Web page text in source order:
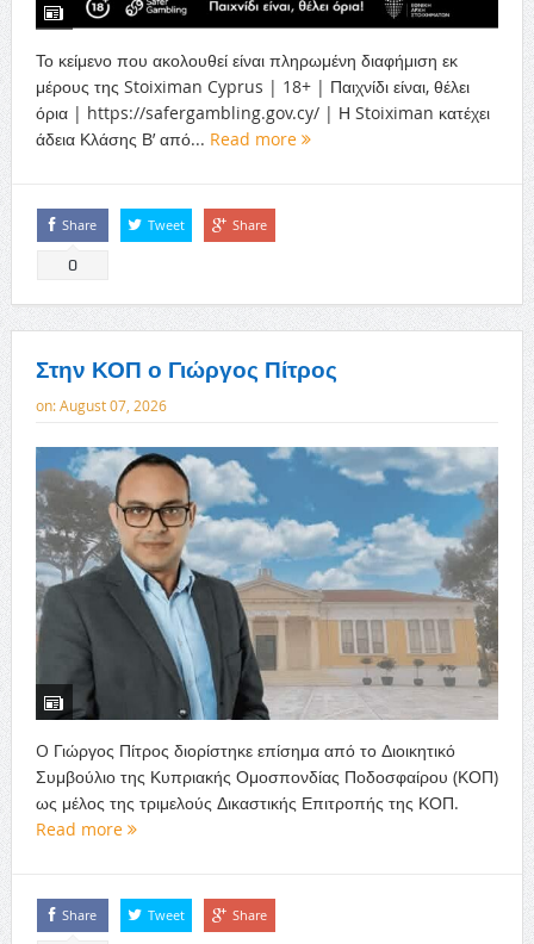
Το κείμενο που ακολουθεί είναι πληρωμένη διαφήμιση εκ
μέρους της Stoiximan Cyprus | 18+ | Παιχνίδι είναι, θέλει
όρια | https://safergambling.gov.cy/ | Η Stoiximan κατέχει
άδεια Κλάσης Β’ από... Read more
Share
0
Tweet Share
Στην ΚΟΠ ο Γιώργος Πίτρος
on:August 07, 2026
O Γιώργος Πίτρος διορίστηκε επίσημα από το Διοικητικό
Συμβούλιο της Κυπριακής Ομοσπονδίας Ποδοσφαίρου (ΚΟΠ)
ως μέλος της τριμελούς Δικαστικής Επιτροπής της ΚΟΠ.
Read more
Share Tweet Share